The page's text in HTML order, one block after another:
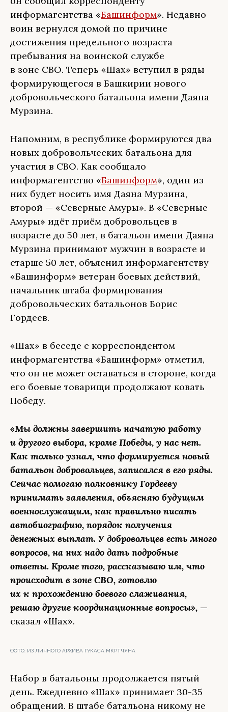
информагентства «Башинформ». Недавно
воин вернулся домой по причине
достижения предельного возраста
пребывания на воинской службе
в зоне СВО. Теперь «Шах» вступил в ряды
формирующегося в Башкирии нового
добровольческого батальона имени Даяна
Мурзина.
Напомним, в республике формируются два
новых добровольческих батальона для
участия в СВО. Как сообщало
информагентство «Башинформ», один из
них будет носить имя Даяна Мурзина,
второй — «Северные Амуры». В «Северные
Амуры» идёт приём добровольцев в
возрасте до 50 лет, в батальон имени Даяна
Мурзина принимают мужчин в возрасте и
старше 50 лет, объяснил информагентству
«Башинформ» ветеран боевых действий,
начальник штаба формирования
добровольческих батальонов Борис
Гордеев.
«Шах» в беседе с корреспондентом
информагентства «Башинформ» отметил,
что он не может оставаться в стороне, когда
его боевые товарищи продолжают ковать
Победу.
«Мы должны завершить начатую работу
и другого выбора, кроме Победы, у нас нет.
Как только узнал, что формируется новый
батальон добровольцев, записался в его ряды.
Сейчас помогаю полковнику Гордееву
принимать заявления, объясняю будущим
военнослужащим, как правильно писать
автобиографию, порядок получения
денежных выплат. У добровольцев есть много
вопросов, на них надо дать подробные
ответы. Кроме того, рассказываю им, что
происходит в зоне СВО, готовлю
их к прохождению боевого слаживания,
решаю другие координационные вопросы», —
сказал «Шах».
ФОТО: ИЗ ЛИЧНОГО АРХИВА ГУКАСА МКРТЧЯНА
Набор в батальоны продолжается пятый
день. Ежедневно «Шах» принимает 30-35
обращений. В штабе батальона никому не